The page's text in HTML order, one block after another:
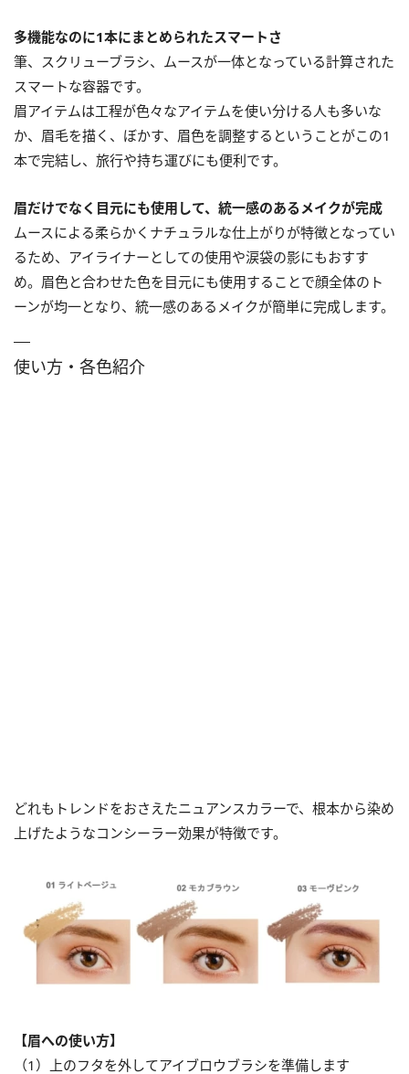
多機能なのに1本にまとめられたスマートさ
筆、スクリューブラシ、ムースが一体となっている計算された
スマートな容器です。
眉アイテムは工程が色々なアイテムを使い分ける人も多いな
か、眉毛を描く、ぼかす、眉色を調整するということがこの1
本で完結し、旅行や持ち運びにも便利です。
眉だけでなく目元にも使用して、統一感のあるメイクが完成
ムースによる柔らかくナチュラルな仕上がりが特徴となってい
るため、アイライナーとしての使用や涙袋の影にもおすす
め。眉色と合わせた色を目元にも使用することで顔全体のト
ーンが均一となり、統一感のあるメイクが簡単に完成します。
使い方・各色紹介
どれもトレンドをおさえたニュアンスカラーで、根本から染め
上げたようなコンシーラー効果が特徴です。
【眉への使い方】
（1）上のフタを外してアイブロウブラシを準備します